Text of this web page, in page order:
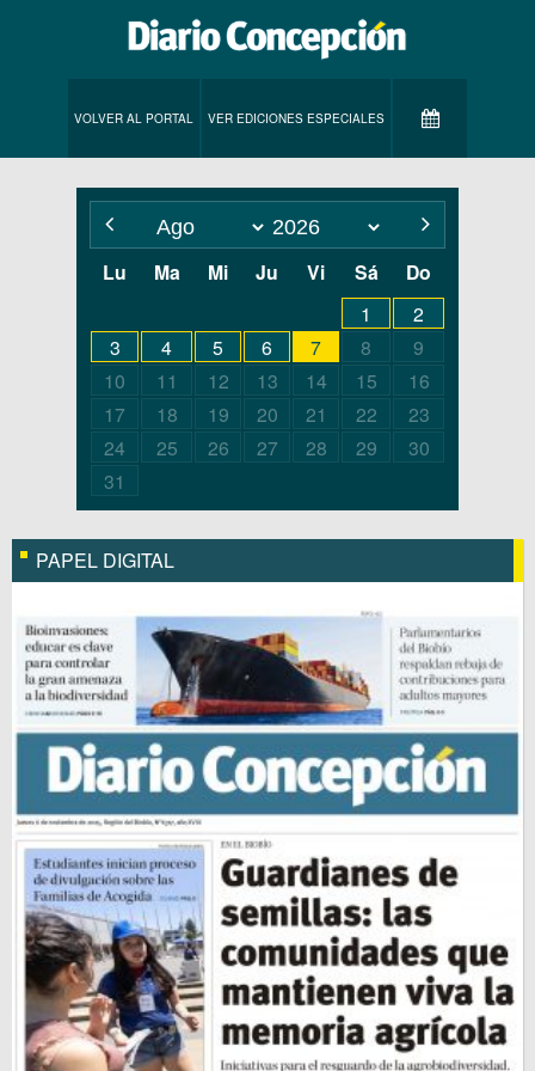
VOLVER AL PORTAL VER EDICIONES ESPECIALES
Lu Ma Mi Ju Vi Sá Do
1
2
3
4 5 6 7 8
9
10
11 12 13 14 15
16
17
18 19 20 21 22
23
24
25 26 27 28 29
30
31
PAPEL DIGITAL